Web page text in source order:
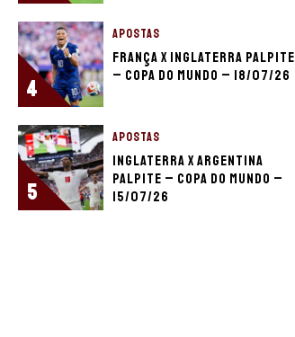
4
APOSTAS
França x Inglaterra palpite
– Copa do Mundo – 18/07/26
5
APOSTAS
Inglaterra x Argentina
palpite – Copa do Mundo –
15/07/26